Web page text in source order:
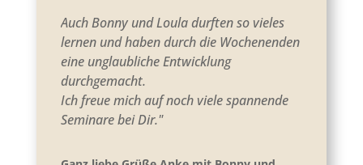
Auch Bonny und Loula durften so vieles
lernen und haben durch die Wochenenden
eine unglaubliche Entwicklung
durchgemacht.
Ich freue mich auf noch viele spannende
Seminare bei Dir."